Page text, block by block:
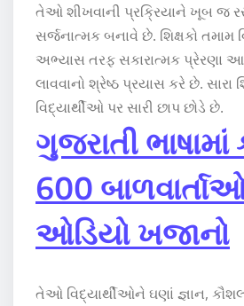
તેઓ શીખવાની પ્રક્રિયાને ખૂબ જ
સર્જનાત્મક બનાવે છે. શિક્ષકો તમામ
અભ્યાસ તરફ સકારાત્મક પ્રેરણા
લાવવાનો શ્રેષ્ઠ પ્રયાસ કરે છે. સારા
વિદ્યાર્થીઓ પર સારી છાપ છોડે છે.
ગુજરાતી
600
ઓડિયો ખજાનો
તેઓ વિદ્યાર્થીઓને ઘણાં જ્ઞાન,